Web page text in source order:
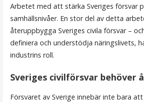
Arbetet med att stärka Sveriges försvar
samhällsnivåer. En stor del av detta
återuppbygga Sveriges civila försvar –
definiera och understödja näringslivets,
industrins roll.
Sveriges civilförsvar behöver
Försvaret av Sverige innebär inte bara